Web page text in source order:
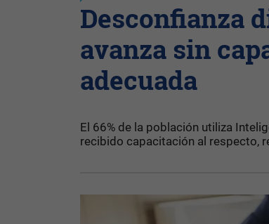
Desconfianza
avanza sin
adecuada
El 66% de la población utiliza
recibido capacitación al respecto,